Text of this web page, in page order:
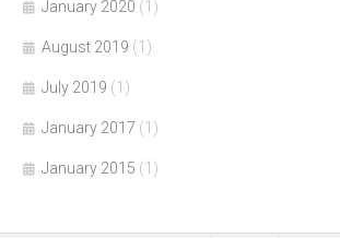
January 2020 (1)
August 2019 (1)
July 2019 (1)
January 2017 (1)
January 2015 (1)